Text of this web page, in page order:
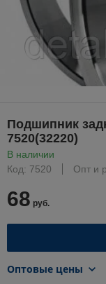
Подшипник
7520(32220)
В наличии
Код: 7520
Опт и
68 руб.
Оптовые цены